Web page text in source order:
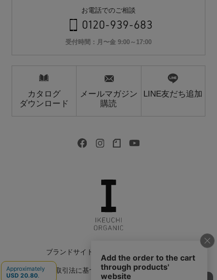
お電話でのご相談
0120-939-683
受付時間：月〜金 9:00～17:00
カタログ
ダウンロード
メールマガジン
購読
LINE友だち追加
ブランドサイト
特定商取引法に基づく表記 返品特約について